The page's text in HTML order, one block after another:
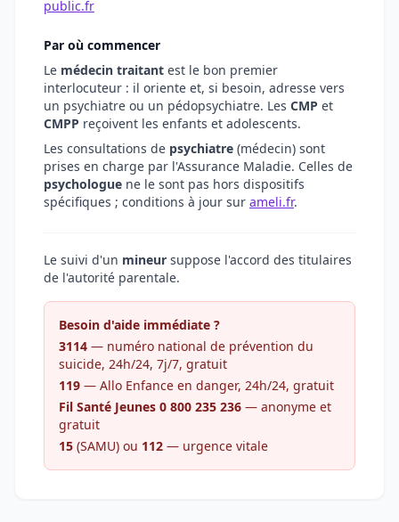
public.fr
Par où commencer
Le médecin traitant est le bon premier
interlocuteur : il oriente et, si besoin, adresse vers
un psychiatre ou un pédopsychiatre. Les CMP et
CMPP reçoivent les enfants et adolescents.
Les consultations de psychiatre (médecin) sont
prises en charge par l'Assurance Maladie. Celles de
psychologue ne le sont pas hors dispositifs
spécifiques ; conditions à jour sur ameli.fr.
Le suivi d'un mineur suppose l'accord des titulaires
de l'autorité parentale.
Besoin d'aide immédiate ?
3114 — numéro national de prévention du
suicide, 24h/24, 7j/7, gratuit
119 — Allo Enfance en danger, 24h/24, gratuit
Fil Santé Jeunes 0 800 235 236 — anonyme et
gratuit
15 (SAMU) ou 112 — urgence vitale